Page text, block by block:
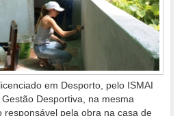
em Desporto, pelo ISMAI
Desportiva, na mesma
responsável pela obra na casa de